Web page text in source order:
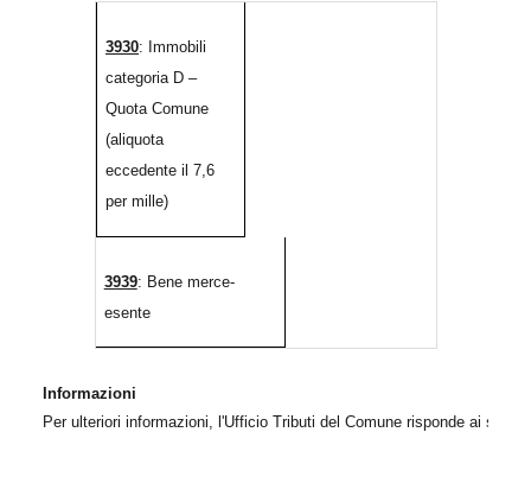
3930: Immobili
categoria D –
Quota Comune
(aliquota
eccedente il 7,6
per mille)
3939: Bene merce-
esente
Informazioni
Per ulteriori informazioni, l'Ufficio Tributi del Comune risponde ai